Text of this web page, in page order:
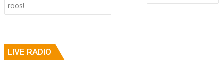
roos!
LIVE RADIO